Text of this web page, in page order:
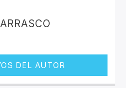
DEL AUTOR